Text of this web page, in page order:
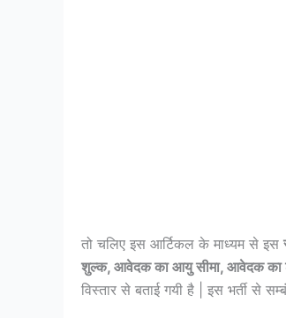
तो चलिए इस आर्टिकल के माध्यम से इस
शुल्क, आवेदक का आयु सीमा, आवेदक का
विस्तार से बताई गयी है | इस भर्ती से